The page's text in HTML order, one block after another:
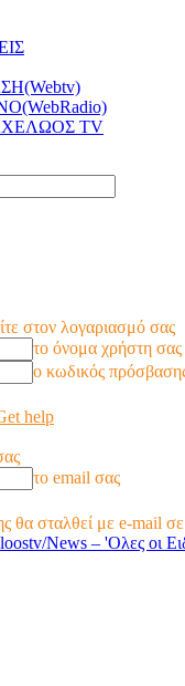
TV
στον λογαριασμό σας
το όνομα χρήστη σας
ο κωδικός
help
το email σας
θα σταλθεί με e-mail
News – 'Ολες οι